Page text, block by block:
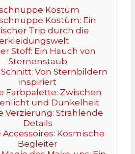
Kostüm
Kostüm: Ein
Trip durch die
Stoff: Ein Hauch von
Sternenstaub
Von Sternbildern
inspiriert
Farbpalette: Zwischen
und Dunkelheit
Verzierung: Strahlende
Details
Accessoires: Kosmische
Begleiter